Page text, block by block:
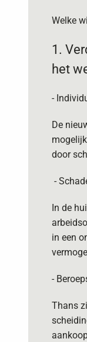
Welke
1.
het
-
De
door
-
In de
in een
-
Thans